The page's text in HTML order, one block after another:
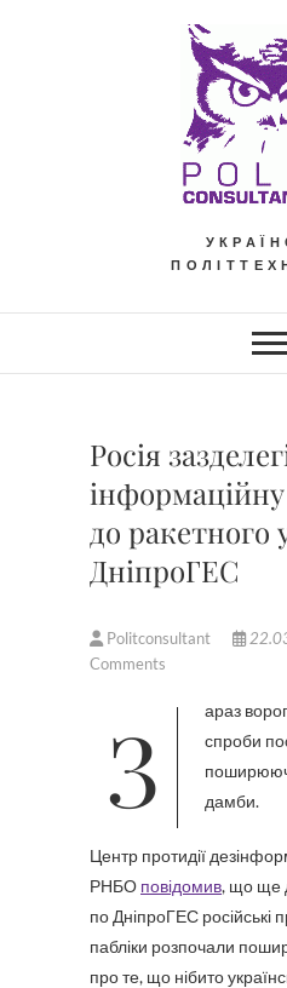
Росія
до ракетного
ДніпроГЕС
Politconsultant
Comments
Зараз ворог продовжує свої
спроби
дамби.
Центр протидії
РНБО повідомив, що ще
по ДніпроГЕС російські
пабліки розпочали
про те, що нібито